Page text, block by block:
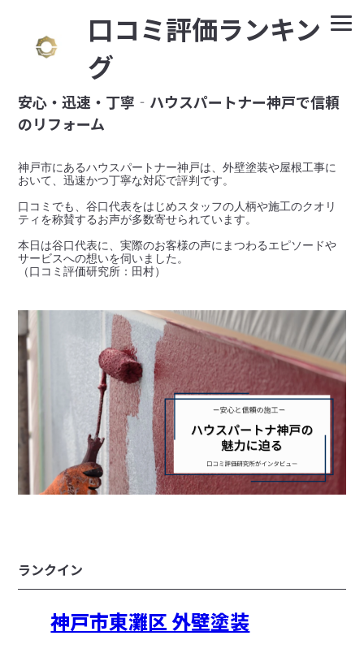
⼝コミ評価ランキン
グ
安心・迅速・丁寧‐ハウスパートナー神戸で信頼
のリフォーム
神戸市にあるハウスパートナー神戸は、外壁塗装や屋根工事に
おいて、迅速かつ丁寧な対応で評判です。
口コミでも、谷口代表をはじめスタッフの人柄や施工のクオリ
ティを称賛するお声が多数寄せられています。
本日は谷口代表に、実際のお客様の声にまつわるエピソードや
サービスへの想いを伺いました。
ランクイン
神戸市東灘区 外壁塗装